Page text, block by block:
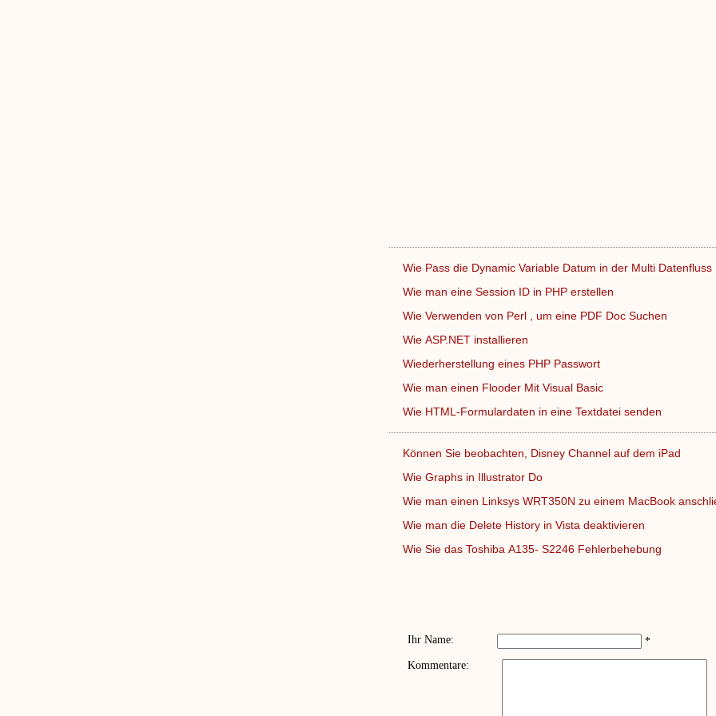
Wie Pass die Dynamic Variable Datum in der Multi
Wie man eine Session ID in PHP erstellen
Wie Verwenden von Perl , um eine PDF Doc Suchen
Wie ASP.NET installieren
Wiederherstellung eines PHP Passwort
Wie man einen Flooder Mit Visual Basic
Wie HTML-Formulardaten in eine Textdatei senden
Können Sie beobachten, Disney Channel auf dem iPad
Wie Graphs in Illustrator Do
Wie man einen Linksys WRT350N zu einem MacBook
Wie man die Delete History in Vista deaktivieren
Wie Sie das Toshiba A135- S2246 Fehlerbehebung
Ihr Name:
*
Kommentare: